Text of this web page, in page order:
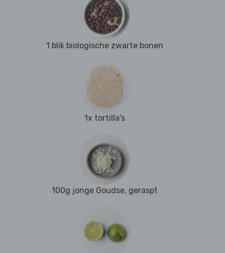
1 blik biologische zwarte bonen
1x tortilla's
100g jonge Goudse, geraspt